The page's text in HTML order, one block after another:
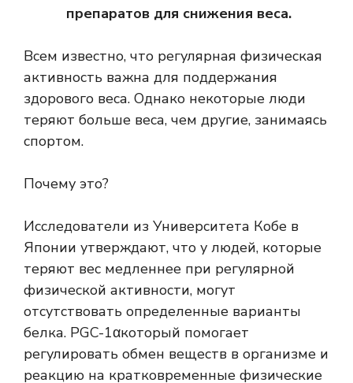
препаратов для снижения веса.
Всем известно, что регулярная физическая
активность важна для поддержания
здорового веса. Однако некоторые люди
теряют больше веса, чем другие, занимаясь
спортом.
Почему это?
Исследователи из Университета Кобе в
Японии утверждают, что у людей, которые
теряют вес медленнее при регулярной
физической активности, могут
отсутствовать определенные варианты
белка. PGC-1αкоторый помогает
регулировать обмен веществ в организме и
реакцию на кратковременные физические